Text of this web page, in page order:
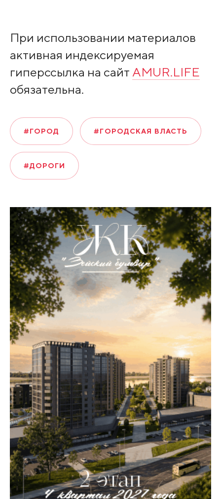
При использовании материалов
активная индексируемая
гиперссылка на сайт AMUR.LIFE
обязательна.
#ГОРОД #ГОРОДСКАЯ ВЛАСТЬ
#ДОРОГИ